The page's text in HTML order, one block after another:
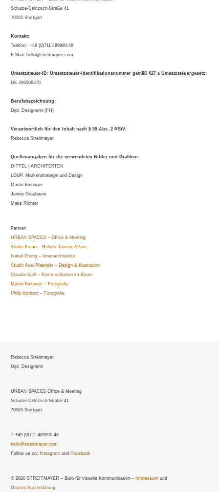
Schulze-Delitzsch-Straße 41
70565 Stuttgart
Kontakt:
Telefon: +49 (0)711 489990-48
E-Mail: hello@streitmayer.com
Umsatzsteuer-ID: Umsatzsteuer-Identifikationsnummer gemäß §27 a Umsatzsteuergesetz:
DE 296506370
Berufsbezeichnung:
Dipl. Designerin (FH)
Verantwortlich für den Inhalt nach § 55 Abs. 2 RStV:
Rebecca Streitmayer
Quellenangaben für die verwendeten Bilder und Grafiken:
DITTEL | ARCHITEKTEN
LOUP. Markenstrategie und Design
Martin Baitinger
Janine Graubaum
Maks Richter
Partner:
URBAN SPACES – Office & Meeting
Studio Komo – Holistic Interior Affairs
Isabel Ehring – Innenarchitektur
Studio Axel Pfaender – Design & Illustration
Claudia Kahl – Kommunikation im Raum
Martin Baitinger – Fotografie
Philip Kottlorz – Fotografie
Rebecca Streitmayer
Dipl. Designerin
URBAN SPACES Office & Meeting
Schulze-Delitzsch-Straße 41
70565 Stuttgart
T +49 (0)711 489990-48
hello@streitmayer.com
Follow us on:
Instagram und Facebook
© 2020 STREITMAYER – Büro für visuelle Kommunikation – Impressum und
Datenschutzerklärung